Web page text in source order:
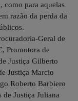
como para aquelas
razão da perda da
Geral de
Promotora de
Justiça Gilberto
Justiça Marcio
Roberto Barbiero
de Justiça Juliana